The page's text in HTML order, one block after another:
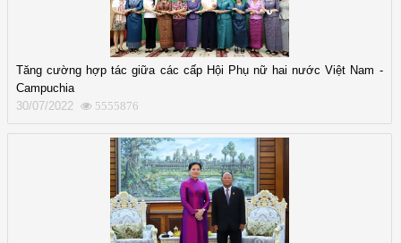
Tăng cường hợp tác giữa các cấp Hội Phụ nữ hai nước Việt Nam -
Campuchia
30/07/2022
5555876